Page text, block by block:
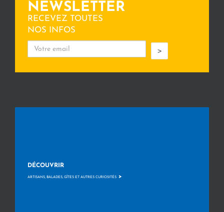
NEWSLETTER
RECEVEZ TOUTES
NOS INFOS
>
DÉCOUVRIR
ARTISANS, BALADES, GÎTES ET AUTRES CURIOSITÉS >